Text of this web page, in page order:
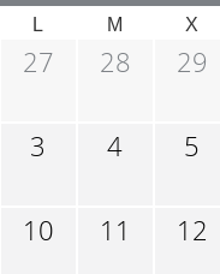
L M X
27 28 29
3 4 5
10 11 12